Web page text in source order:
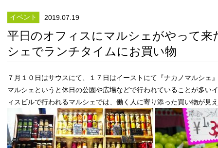
イベント 2019.07.19
平日のオフィスにマルシェがやって来
シェでランチタイムにお買い物
７月１０日はサウスにて、１７日はイーストにて『ナカノマルシェ
マルシェというと休日の公園や広場などで行われていることが多い